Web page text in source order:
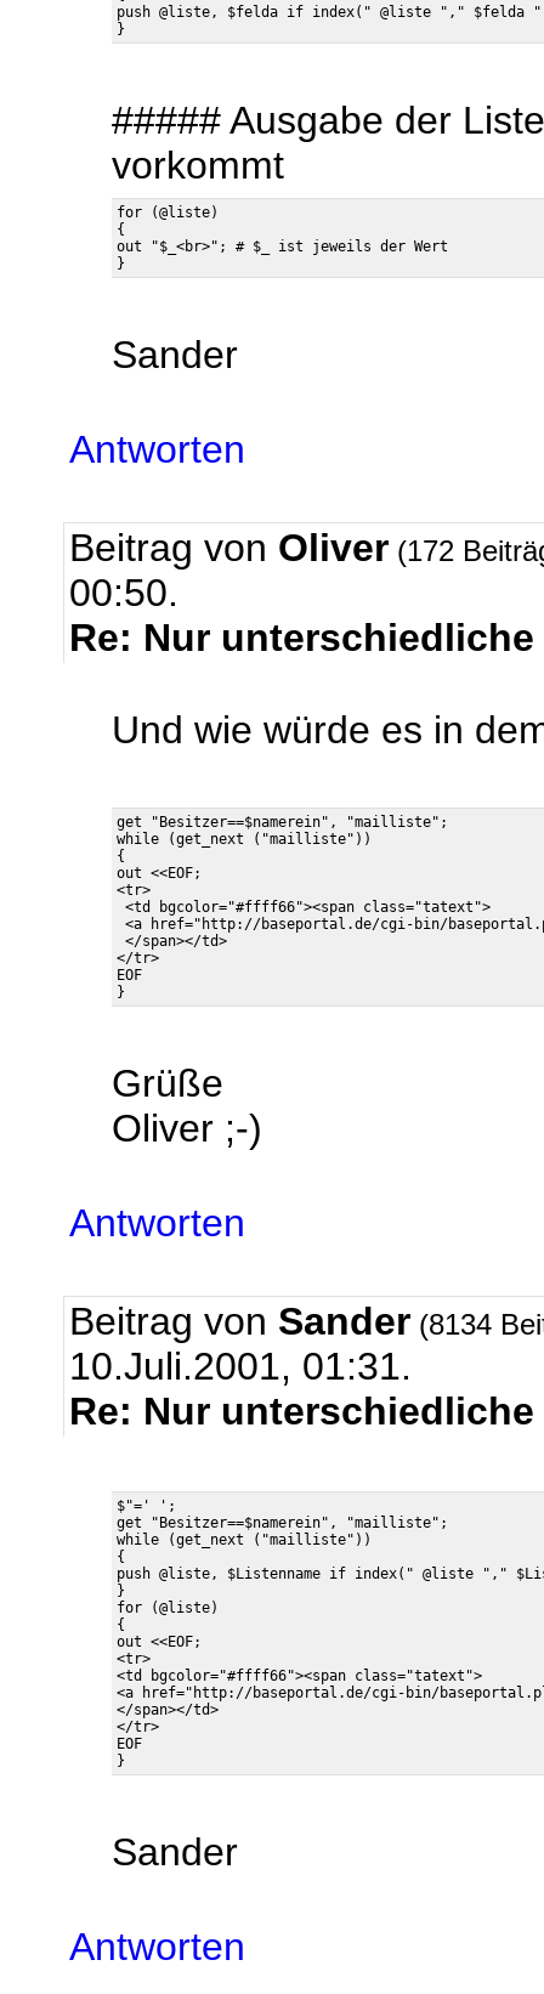
push @liste, $felda if index(" @liste "," $felda
##### Ausgabe der
vorkommt
for (@liste)
{
out "$_<br>"; # $_ ist jeweils der Wert
Sander
Antworten
Beitrag von Oliver (172
00:50.
Re: Nur
Und wie würde es in
get "Besitzer==$namerein", "mailliste";
while (get_next ("mailliste"))
{
out <<EOF;
<tr>
<td bgcolor="#ffff66"><span class="tatext">
<a href="http://baseportal.de/cgi-bin/
</span></td>
</tr>
EOF
Grüße
Oliver ;-)
Antworten
Beitrag von Sander (8134
10.Juli.2001, 01:31.
Re: Nur
$"=' ';
get "Besitzer==$namerein", "mailliste";
while (get_next ("mailliste"))
{
push @liste, $Listenname if index(" @liste ","
}
for (@liste)
{
out <<EOF;
<tr>
<td bgcolor="#ffff66"><span class="tatext">
<a href="http://baseportal.de/cgi-bin/
</span></td>
</tr>
EOF
Sander
Antworten